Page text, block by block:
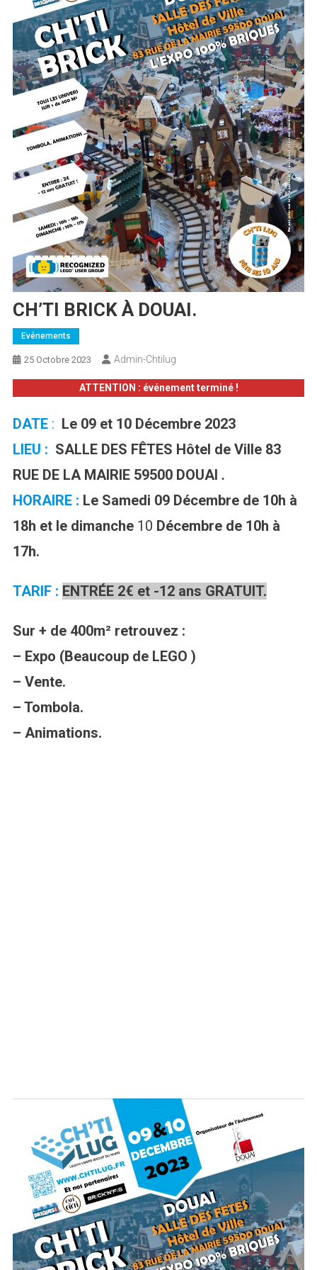
CH’TI BRICK À DOUAI.
Evénements
25 Octobre 2023 Admin-Chtilug
ATTENTION : événement terminé !
DATE : Le 09 et 10 Décembre 2023
LIEU : SALLE DES FÊTES Hôtel de Ville 83
RUE DE LA MAIRIE 59500 DOUAI .
HORAIRE : Le Samedi 09 Décembre de 10h à
18h et le dimanche 10 Décembre de 10h à
17h.
TARIF : ENTRÉE 2€ et -12 ans GRATUIT.
Sur + de 400m² retrouvez :
– Expo (Beaucoup de LEGO )
– Vente.
– Tombola.
– Animations.